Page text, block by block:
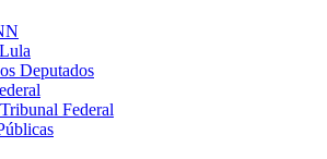
Deputados
Federal